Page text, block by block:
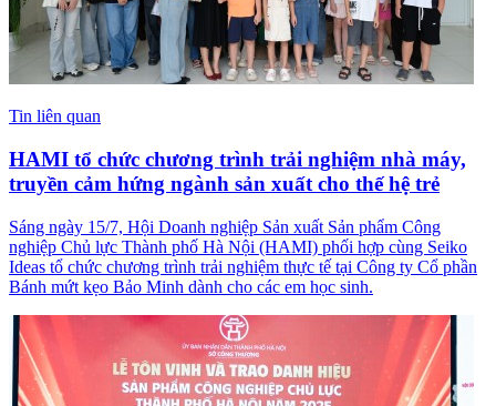
Tin liên quan
HAMI tổ chức chương trình trải nghiệm nhà máy,
truyền cảm hứng ngành sản xuất cho thế hệ trẻ
Sáng ngày 15/7, Hội Doanh nghiệp Sản xuất Sản phẩm Công
nghiệp Chủ lực Thành phố Hà Nội (HAMI) phối hợp cùng Seiko
Ideas tổ chức chương trình trải nghiệm thực tế tại Công ty Cổ phần
Bánh mứt kẹo Bảo Minh dành cho các em học sinh.